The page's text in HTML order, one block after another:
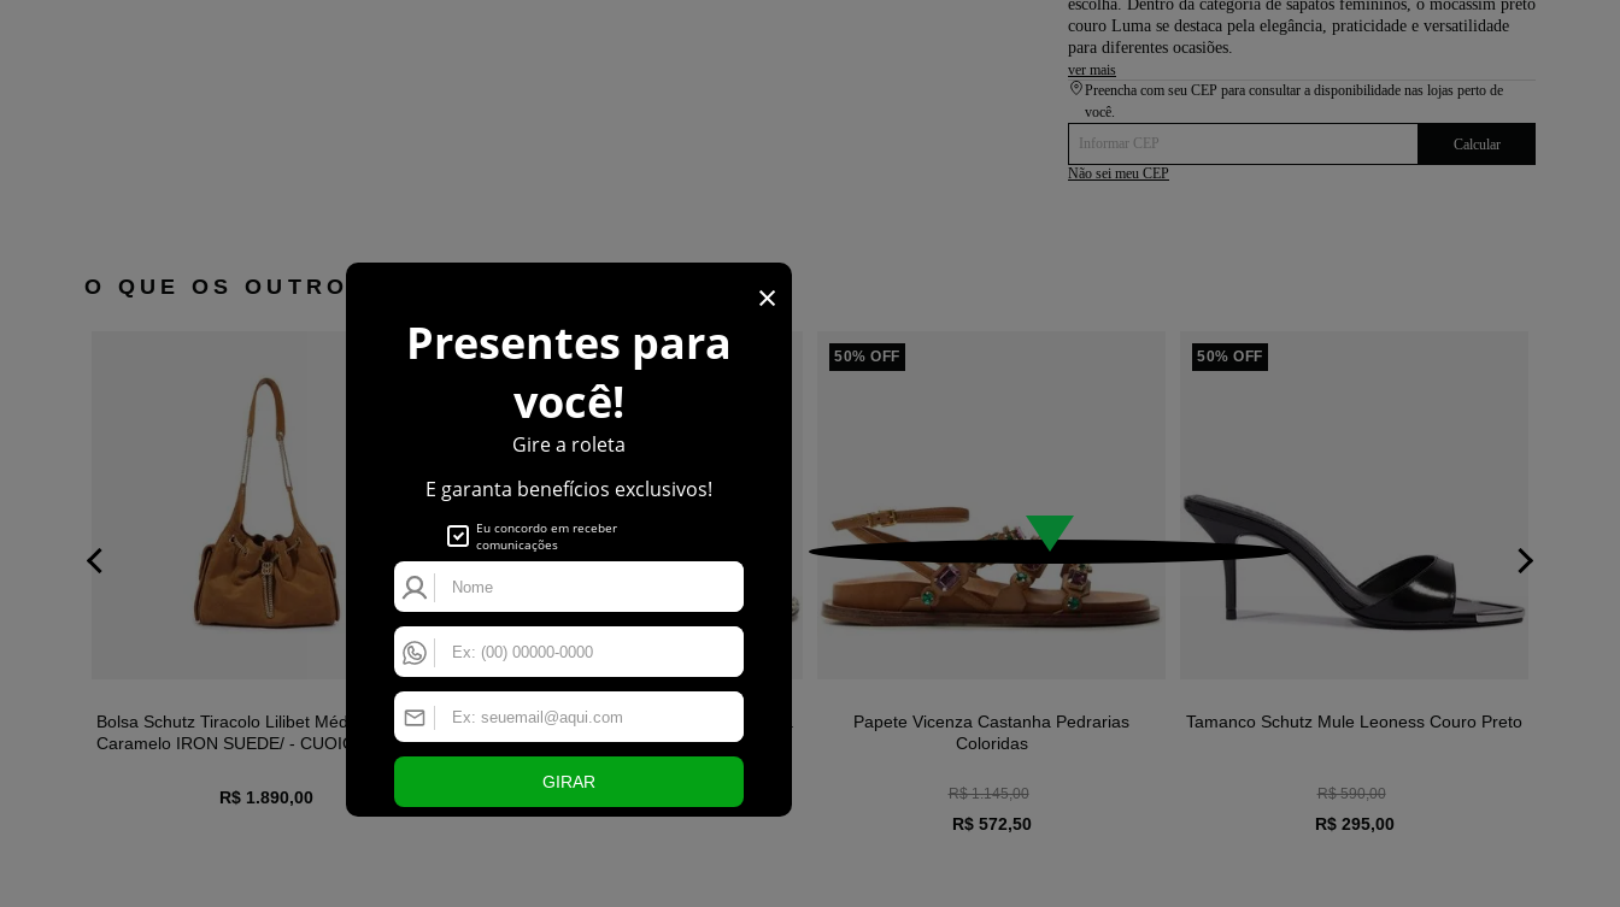
escolha. Dentro da categoria de sapatos femininos, o mocassim preto
couro Luma se destaca pela elegância, praticidade e versatilidade
para diferentes ocasiões.
ver mais
Preencha com seu CEP para consultar a disponibilidade nas lojas perto de
você.
Calcular
Não sei meu CEP
O QUE OS OUTROS ESTÃO VENDO
Bolsa Schutz Tiracolo Lilibet Média Camurça
Caramelo IRON SUEDE/ - CUOIO BROWN -
R$ 1.890,00
Sandália Arezzo Animal Print Salto Anabela
Médio
50% OFF
Papete Vicenza Castanha Pedrarias
Coloridas
R$ 1.145,00
R$ 572,50
50% OFF
Tamanco Schutz Mule Leoness Couro Preto
R$ 590,00
R$ 295,00